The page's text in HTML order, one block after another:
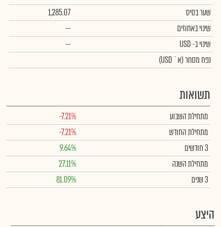
שער בסיס
1,285.07
שינוי באחוזים
--
שינויב- USD
--
נפח מסחר(א` USD)
תשואות
מתחילת השבוע
-7.21%
מתחילת החודש
-7.21%
3 חודשים
9.64%
מתחילת השנה
27.11%
3 שנים
81.09%
היצע